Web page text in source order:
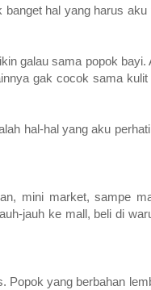
hal yang harus aku
galau sama popok bayi.
gak cocok sama kulit
hal-hal yang aku
mini market, sampe
jauh ke mall, beli di
Popok yang berbahan